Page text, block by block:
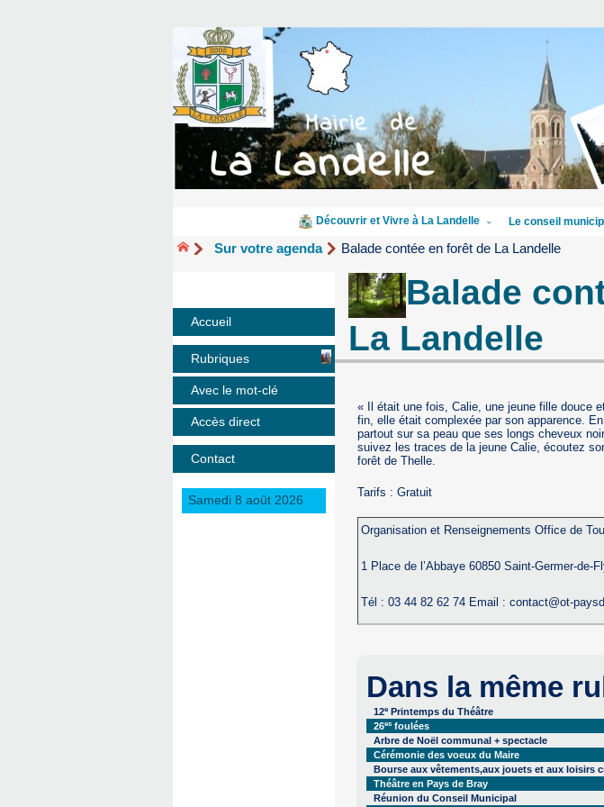
Découvrir et Vivre à La Landelle Le conseil
Sur votre agenda Balade contée en forêt de La Landelle
Balade
La Landelle
« Il était une fois, Calie, une jeune fille douce
fin, elle était complexée par son apparence.
partout sur sa peau que ses longs cheveux
suivez les traces de la jeune Calie, écoutez
forêt de Thelle.
Tarifs : Gratuit
Organisation et Renseignements Office de
1 Place de l’Abbaye 60850 Saint-Germer-de-
Tél : 03 44 82 62 74 Email : contact@ot-
Dans la même
12e Printemps du Théâtre
26es foulées
Arbre de Noël communal + spectacle
Cérémonie des voeux du Maire
Bourse aux vêtements,aux jouets et aux loisirs
Théâtre en Pays de Bray
Réunion du Conseil Municipal
Accueil
Rubriques
Avec le mot-clé
Accès direct
Contact
Samedi 8 août 2026